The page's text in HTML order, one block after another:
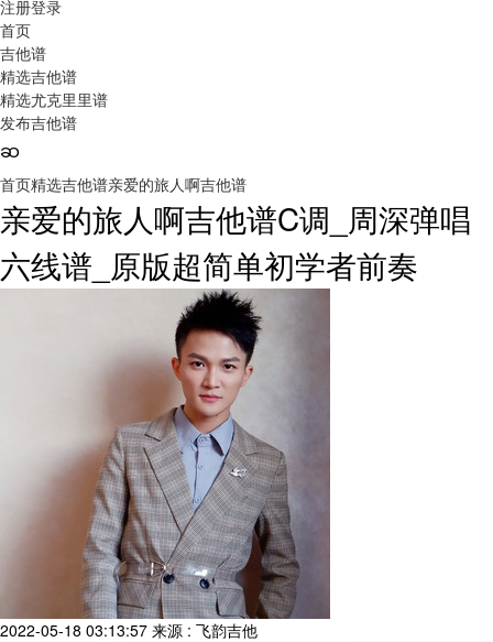
注册登录
首页
吉他谱
精选吉他谱
精选尤克里里谱
发布吉他谱
首页精选吉他谱亲爱的旅人啊吉他谱
亲爱的旅人啊吉他谱C调_周深弹唱
六线谱_原版超简单初学者前奏
2022-05-18 03:13:57 来源 : 飞韵吉他